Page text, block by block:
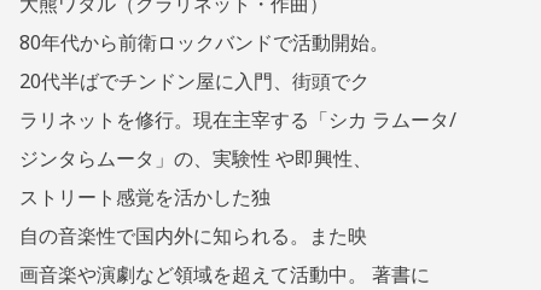
80年代から前衛ロックバンドで活動開始。
20代半ばでチンドン屋に入門、街頭でク
ラリネットを修行。現在主宰する「シカ ラムータ/
ジンタらムータ」の、実験性 や即興性、
ストリート感覚を活かした独
自の音楽性で国内外に知られる。また映
画音楽や演劇など領域を超えて活動中。 著書に